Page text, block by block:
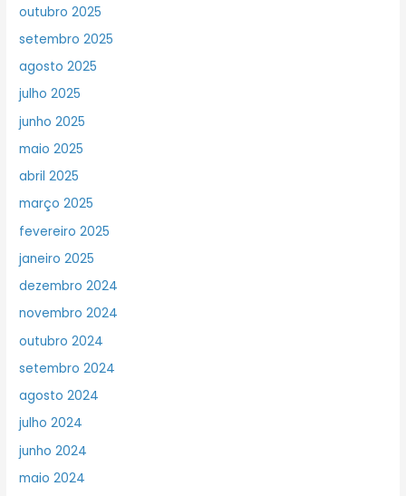
outubro 2025
setembro 2025
agosto 2025
julho 2025
junho 2025
maio 2025
abril 2025
março 2025
fevereiro 2025
janeiro 2025
dezembro 2024
novembro 2024
outubro 2024
setembro 2024
agosto 2024
julho 2024
junho 2024
maio 2024